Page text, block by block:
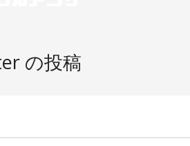
の投稿